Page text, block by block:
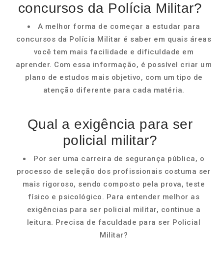
concursos da Polícia Militar?
A melhor forma de começar a estudar para
concursos da Polícia Militar é saber em quais áreas
você tem mais facilidade e dificuldade em
aprender. Com essa informação, é possível criar um
plano de estudos mais objetivo, com um tipo de
atenção diferente para cada matéria.
Qual a exigência para ser
policial militar?
Por ser uma carreira de segurança pública, o
processo de seleção dos profissionais costuma ser
mais rigoroso, sendo composto pela prova, teste
físico e psicológico. Para entender melhor as
exigências para ser policial militar, continue a
leitura. Precisa de faculdade para ser Policial
Militar?